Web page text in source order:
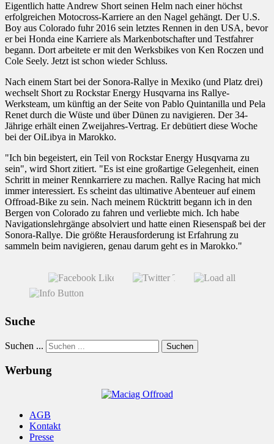
Eigentlich hatte Andrew Short seinen Helm nach einer höchst
erfolgreichen Motocross-Karriere an den Nagel gehängt. Der U.S.
Boy aus Colorado fuhr 2016 sein letztes Rennen in den USA, bevor
er bei Honda eine Karriere als Markenbotschafter und Testfahrer
begann. Dort arbeitete er mit den Werksbikes von Ken Roczen und
Cole Seely. Jetzt ist schon wieder Schluss.
Nach einem Start bei der Sonora-Rallye in Mexiko (und Platz drei)
wechselt Short zu Rockstar Energy Husqvarna ins Rallye-
Werksteam, um künftig an der Seite von Pablo Quintanilla und Pela
Renet durch die Wüste und über Dünen zu navigieren. Der 34-
Jährige erhält einen Zweijahres-Vertrag. Er debütiert diese Woche
bei der OiLibya in Marokko.
"Ich bin begeistert, ein Teil von Rockstar Energy Husqvarna zu
sein", wird Short zitiert. "Es ist eine großartige Gelegenheit, einen
Schritt in meiner Rennkarriere zu machen. Rallye Racing hat mich
immer interessiert. Es scheint das ultimative Abenteuer auf einem
Offroad-Bike zu sein. Nach meinem Rücktritt begann ich in den
Bergen von Colorado zu fahren und verliebte mich. Ich habe
Navigationslehrgänge absolviert und hatte einen Riesenspaß bei der
Sonora-Rallye. Die größte Herausforderung ist Erfahrung zu
sammeln beim navigieren, genau darum geht es in Marokko."
Suche
Suchen ... Suchen
Werbung
AGB
Kontakt
Presse